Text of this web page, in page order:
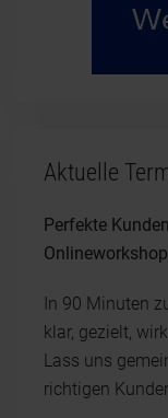
Aktuelle
Perfekte
Onlineworkshop
In 90 Minuten
klar, gezielt,
Lass uns
richtigen